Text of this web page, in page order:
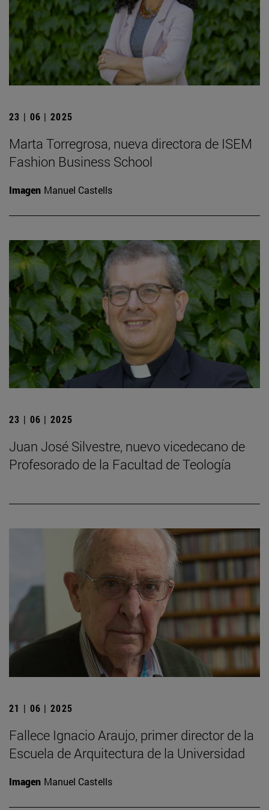
23 | 06 | 2025
Marta Torregrosa, nueva directora de ISEM
Fashion Business School
Imagen Manuel Castells
23 | 06 | 2025
Juan José Silvestre, nuevo vicedecano de
Profesorado de la Facultad de Teología
21 | 06 | 2025
Fallece Ignacio Araujo, primer director de la
Escuela de Arquitectura de la Universidad
Imagen Manuel Castells